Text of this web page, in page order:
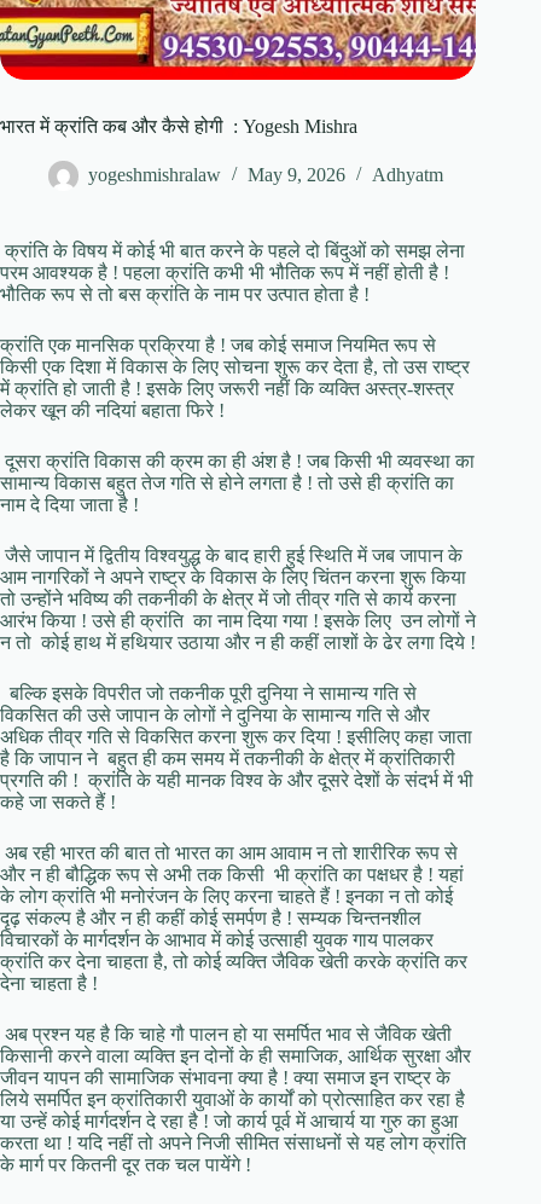
भारत में क्रांति कब और कैसे होगी : Yogesh Mishra
yogeshmishralaw May 9, 2026 Adhyatm
क्रांति के विषय में कोई भी बात करने के पहले दो बिंदुओं को समझ लेना
परम आवश्यक है ! पहला क्रांति कभी भी भौतिक रूप में नहीं होती है !
भौतिक रूप से तो बस क्रांति के नाम पर उत्पात होता है !
क्रांति एक मानसिक प्रक्रिया है ! जब कोई समाज नियमित रूप से
किसी एक दिशा में विकास के लिए सोचना शुरू कर देता है, तो उस राष्ट्र
में क्रांति हो जाती है ! इसके लिए जरूरी नहीं कि व्यक्ति अस्त्र-शस्त्र
लेकर खून की नदियां बहाता फिरे !
दूसरा क्रांति विकास की क्रम का ही अंश है ! जब किसी भी व्यवस्था का
सामान्य विकास बहुत तेज गति से होने लगता है ! तो उसे ही क्रांति का
नाम दे दिया जाता है !
जैसे जापान में द्वितीय विश्वयुद्ध के बाद हारी हुई स्थिति में जब जापान के
आम नागरिकों ने अपने राष्ट्र के विकास के लिए चिंतन करना शुरू किया
तो उन्होंने भविष्य की तकनीकी के क्षेत्र में जो तीव्र गति से कार्य करना
आरंभ किया ! उसे ही क्रांति का नाम दिया गया ! इसके लिए उन लोगों ने
न तो कोई हाथ में हथियार उठाया और न ही कहीं लाशों के ढेर लगा दिये !
बल्कि इसके विपरीत जो तकनीक पूरी दुनिया ने सामान्य गति से
विकसित की उसे जापान के लोगों ने दुनिया के सामान्य गति से और
अधिक तीव्र गति से विकसित करना शुरू कर दिया ! इसीलिए कहा जाता
है कि जापान ने बहुत ही कम समय में तकनीकी के क्षेत्र में क्रांतिकारी
प्रगति की ! क्रांति के यही मानक विश्व के और दूसरे देशों के संदर्भ में भी
कहे जा सकते हैं !
अब रही भारत की बात तो भारत का आम आवाम न तो शारीरिक रूप से
और न ही बौद्धिक रूप से अभी तक किसी भी क्रांति का पक्षधर है ! यहां
के लोग क्रांति भी मनोरंजन के लिए करना चाहते हैं ! इनका न तो कोई
दृढ़ संकल्प है और न ही कहीं कोई समर्पण है ! सम्यक चिन्तनशील
विचारकों के मार्गदर्शन के आभाव में कोई उत्साही युवक गाय पालकर
क्रांति कर देना चाहता है, तो कोई व्यक्ति जैविक खेती करके क्रांति कर
देना चाहता है !
अब प्रश्न यह है कि चाहे गौ पालन हो या समर्पित भाव से जैविक खेती
किसानी करने वाला व्यक्ति इन दोनों के ही समाजिक, आर्थिक सुरक्षा और
जीवन यापन की सामाजिक संभावना क्या है ! क्या समाज इन राष्ट्र के
लिये समर्पित इन क्रांतिकारी युवाओं के कार्यों को प्रोत्साहित कर रहा है
या उन्हें कोई मार्गदर्शन दे रहा है ! जो कार्य पूर्व में आचार्य या गुरु का हुआ
करता था ! यदि नहीं तो अपने निजी सीमित संसाधनों से यह लोग क्रांति
के मार्ग पर कितनी दूर तक चल पायेंगे !